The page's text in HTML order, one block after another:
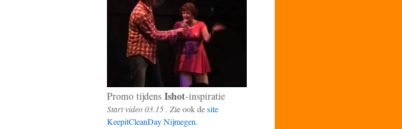
Promo tijdens Ishot-inspiratie
Start video 03.15 . Zie ook desite
KeepitCleanDay Nijmegen.